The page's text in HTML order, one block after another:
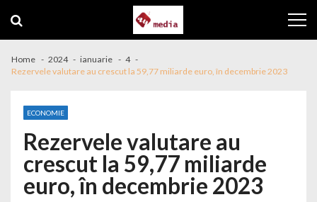
Home 2024 ianuarie
4
Rezervele valutare au crescut la 59,77 miliarde euro, în decembrie 2023
ECONOMIE
Rezervele valutare au
crescut la 59,77 miliarde
euro, în decembrie 2023